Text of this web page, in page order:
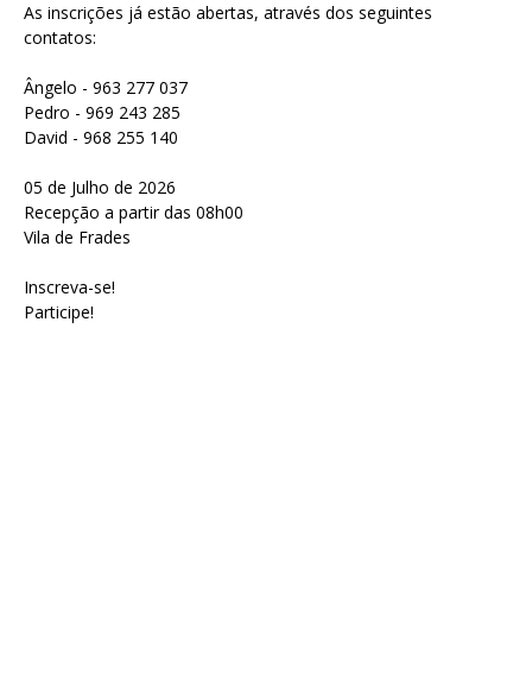
As inscrições já estão abertas, através dos seguintes
contatos:
Ângelo - 963 277 037
Pedro - 969 243 285
David - 968 255 140
05 de Julho de 2026
Recepção a partir das 08h00
Vila de Frades
Inscreva-se!
Participe!